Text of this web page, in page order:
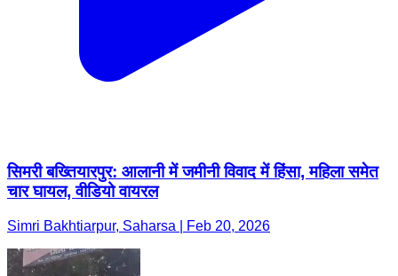
सिमरी बख्तियारपुर: आलानी में जमीनी विवाद में हिंसा, महिला समेत
चार घायल, वीडियो वायरल
Simri Bakhtiarpur, Saharsa | Feb 20, 2026